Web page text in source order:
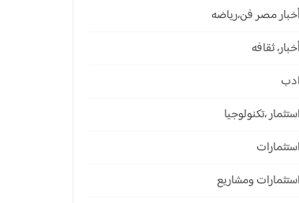
مصر فن،رياضه
ثقافه
ادب
استثمار ،تكنولوجيا
استثمارات
استثمارات ومشاريع